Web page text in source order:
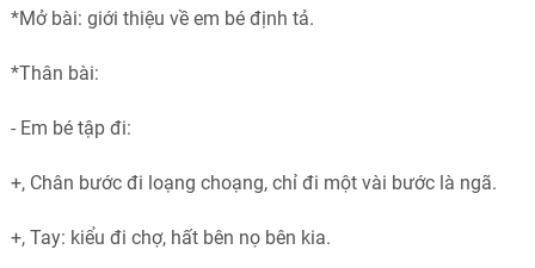
*Mở bài: giới thiệu về em bé định tả.
*Thân bài:
- Em bé tập đi:
+, Chân bước đi loạng choạng, chỉ đi một vài bước là ngã.
+, Tay: kiểu đi chợ, hất bên nọ bên kia.